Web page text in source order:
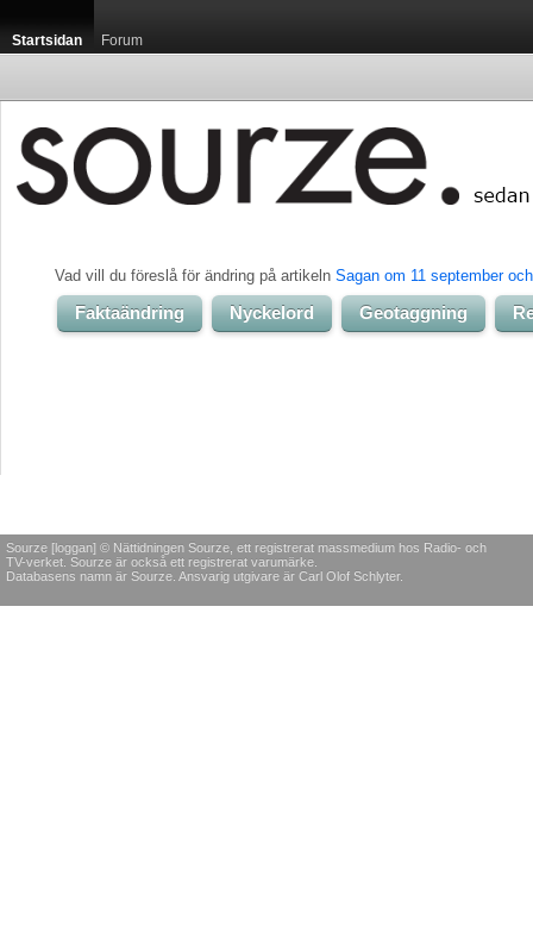
Startsidan Forum
Vad vill du föreslå för ändring på artikeln Sagan om 11 september
Faktaändring Nyckelord Geotaggning
Sourze [loggan] © Nättidningen Sourze, ett registrerat massmedium hos Radio- och
TV-verket. Sourze är också ett registrerat varumärke.
Databasens namn är Sourze. Ansvarig utgivare är Carl Olof Schlyter.